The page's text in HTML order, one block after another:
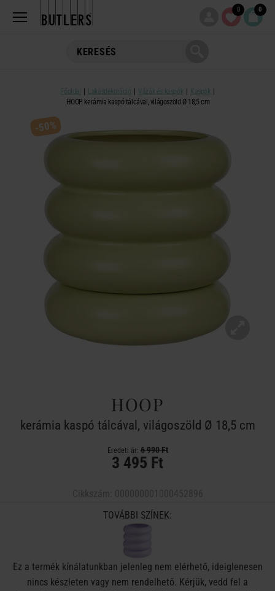
0 0
Főoldal Lakásdekoráció Vázák és kaspók
Kaspók
HOOP kerámia kaspó tálcával, világoszöld Ø 18,5 cm
-50%
HOOP
kerámia kaspó tálcával, világoszöld Ø 18,5 cm
Eredeti ár:6 990 Ft
3 495 Ft
TOVÁBBI SZÍNEK:
Ez a termék kínálatunkban jelenleg nem elérhető, ideiglenesen
nincs készleten vagy nem rendelhető. Kérjük, vedd fel a